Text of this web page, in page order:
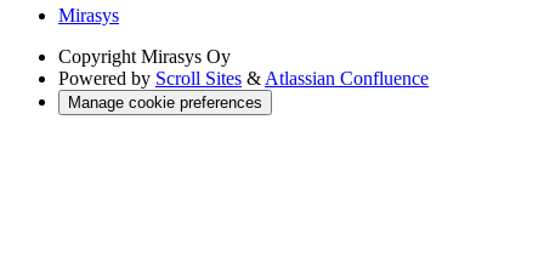
Mirasys
Copyright Mirasys Oy
Powered by Scroll Sites & Atlassian Confluence
Manage cookie preferences